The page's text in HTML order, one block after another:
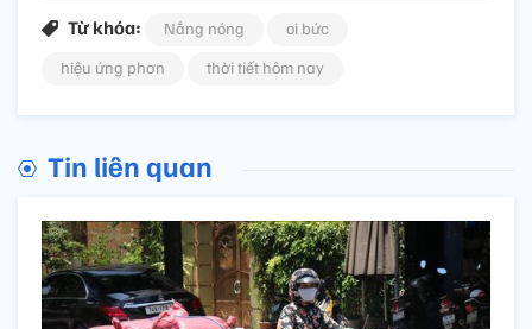
Từ khóa: Nắng nóng
oi bức
hiệu ứng phơn
thời tiết hôm nay
Tin liên quan